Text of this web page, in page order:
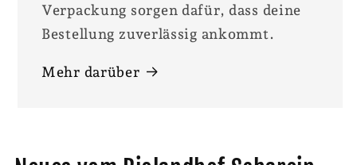
Verpackung sorgen dafür, dass deine
Bestellung zuverlässig ankommt.
Mehr darüber